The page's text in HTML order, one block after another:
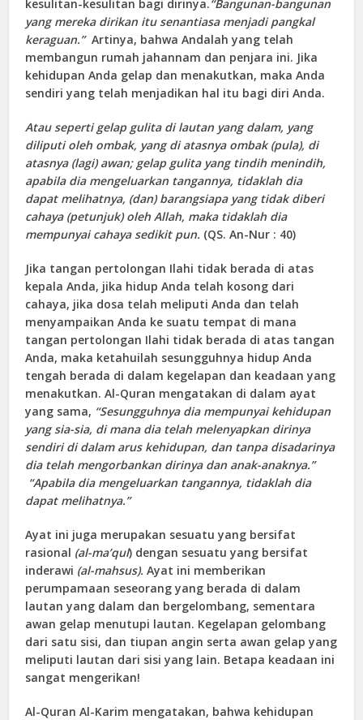
kesulitan-kesulitan bagi dirinya.“Bangunan-bangunan
yang mereka dirikan itu senantiasa menjadi pangkal
keraguan.”Artinya, bahwa Andalah yang telah
membangun rumah jahannam dan penjara ini. Jika
kehidupan Anda gelap dan menakutkan, maka Anda
sendiri yang telah menjadikan hal itu bagi diri Anda.
Atau seperti gelap gulita di lautan yang dalam, yang
diliputi oleh ombak, yang di atasnya ombak (pula), di
atasnya (lagi) awan; gelap gulita yang tindih menindih,
apabila dia mengeluarkan tangannya, tidaklah dia
dapat melihatnya, (dan) barangsiapa yang tidak diberi
cahaya (petunjuk) oleh Allah, maka tidaklah dia
mempunyai cahaya sedikit pun. (QS. An-Nur : 40)
Jika tangan pertolongan Ilahi tidak berada di atas
kepala Anda, jika hidup Anda telah kosong dari
cahaya, jika dosa telah meliputi Anda dan telah
menyampaikan Anda ke suatu tempat di mana
tangan pertolongan Ilahi tidak berada di atas tangan
Anda, maka ketahuilah sesungguhnya hidup Anda
tengah berada di dalam kegelapan dan keadaan yang
menakutkan. Al-Quran mengatakan di dalam ayat
yang sama, “Sesungguhnya dia mempunyai kehidupan
yang sia-sia, di mana dia telah melenyapkan dirinya
sendiri di dalam arus kehidupan, dan tanpa disadarinya
dia telah mengorbankan dirinya dan anak-anaknya.”
“Apabila dia mengeluarkan tangannya, tidaklah dia
dapat melihatnya.”
Ayat ini juga merupakan sesuatu yang bersifat
rasional (al-ma’qul) dengan sesuatu yang bersifat
inderawi (al-mahsus).Ayat ini memberikan
perumpamaan seseorang yang berada di dalam
lautan yang dalam dan bergelombang, sementara
awan gelap menutupi lautan. Kegelapan gelombang
dari satu sisi, dan tiupan angin serta awan gelap yang
meliputi lautan dari sisi yang lain. Betapa keadaan ini
sangat mengerikan!
Al-Quran Al-Karim mengatakan, bahwa kehidupan